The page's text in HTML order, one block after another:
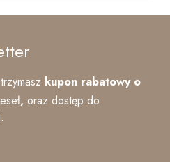
kupon rabatowy o
, oraz dostęp do